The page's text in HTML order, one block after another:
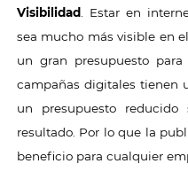
Visibilidad
. Estar en
sea mucho más visible en
un gran presupuesto
campañas digitales tienen
un presupuesto
resultado. Por lo que la
beneficio para cualquier